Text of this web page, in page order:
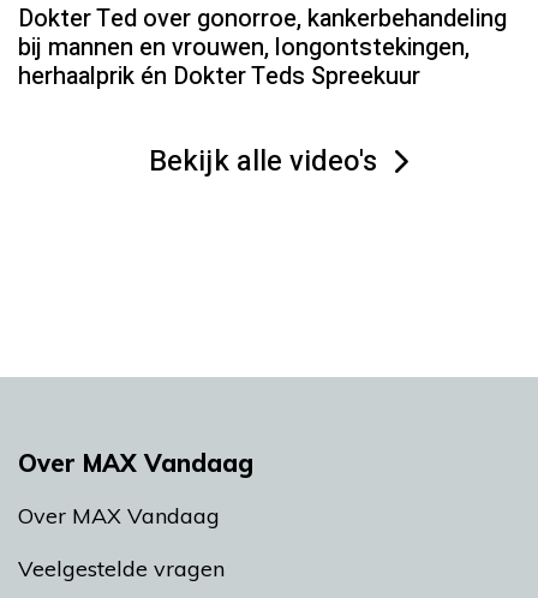
Dokter Ted over gonorroe, kankerbehandeling
bij mannen en vrouwen, longontstekingen,
herhaalprik én Dokter Teds Spreekuur
Bekijk alle video's
Over MAX Vandaag
Over MAX Vandaag
Veelgestelde vragen